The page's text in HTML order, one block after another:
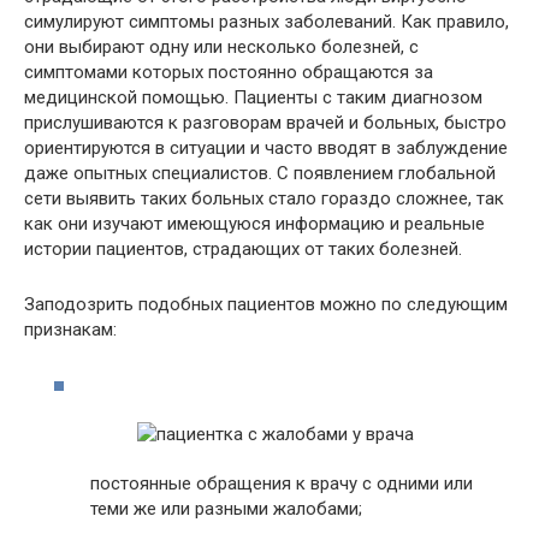
симулируют симптомы разных заболеваний. Как правило,
они выбирают одну или несколько болезней, с
симптомами которых постоянно обращаются за
медицинской помощью. Пациенты с таким диагнозом
прислушиваются к разговорам врачей и больных, быстро
ориентируются в ситуации и часто вводят в заблуждение
даже опытных специалистов. С появлением глобальной
сети выявить таких больных стало гораздо сложнее, так
как они изучают имеющуюся информацию и реальные
истории пациентов, страдающих от таких болезней.
Заподозрить подобных пациентов можно по следующим
признакам:
постоянные обращения к врачу с одними или
теми же или разными жалобами;